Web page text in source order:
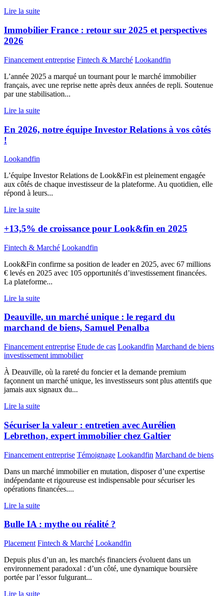
Lire la suite
Immobilier France : retour sur 2025 et perspectives
2026
Financement entreprise Fintech & Marché Lookandfin
L’année 2025 a marqué un tournant pour le marché immobilier
français, avec une reprise nette après deux années de repli. Soutenue
par une stabilisation...
Lire la suite
En 2026, notre équipe Investor Relations à vos côtés
!
Lookandfin
L’équipe Investor Relations de Look&Fin est pleinement engagée
aux côtés de chaque investisseur de la plateforme. Au quotidien, elle
répond à leurs...
Lire la suite
+13,5% de croissance pour Look&fin en 2025
Fintech & Marché Lookandfin
Look&Fin confirme sa position de leader en 2025, avec 67 millions
€ levés en 2025 avec 105 opportunités d’investissement financées.
La plateforme...
Lire la suite
Deauville, un marché unique : le regard du
marchand de biens, Samuel Penalba
Financement entreprise Etude de cas Lookandfin Marchand de biens
investissement immobilier
À Deauville, où la rareté du foncier et la demande premium
façonnent un marché unique, les investisseurs sont plus attentifs que
jamais aux signaux du...
Lire la suite
Sécuriser la valeur : entretien avec Aurélien
Lebrethon, expert immobilier chez Galtier
Financement entreprise Témoignage Lookandfin Marchand de biens
Dans un marché immobilier en mutation, disposer d’une expertise
indépendante et rigoureuse est indispensable pour sécuriser les
opérations financées....
Lire la suite
Bulle IA : mythe ou réalité ?
Placement Fintech & Marché Lookandfin
Depuis plus d’un an, les marchés financiers évoluent dans un
environnement paradoxal : d’un côté, une dynamique boursière
portée par l’essor fulgurant...
Lire la suite